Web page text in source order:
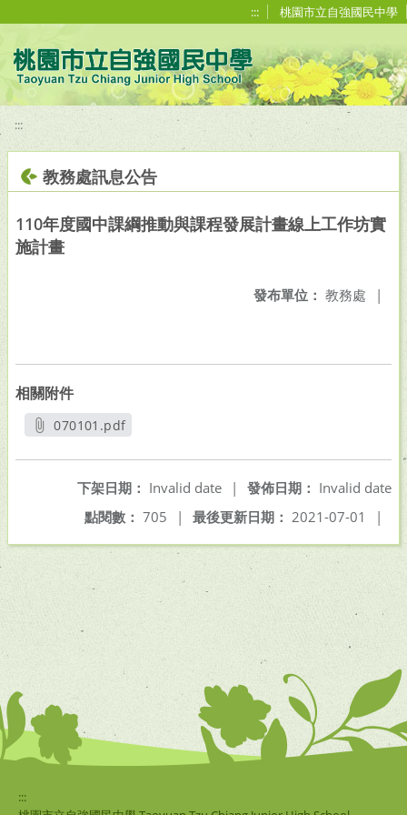
::: 桃園市立自強國民中學
:::
教務處訊息公告
110年度國中課綱推動與課程發展計畫線上工作坊實
施計畫
發布單位： 教務處 |
相關附件
070101.pdf
發佈日期： Invalid date
下架日期： Invalid date
|
最後更新日期： 2021-07-01 |
點閱數： 705 |
:::